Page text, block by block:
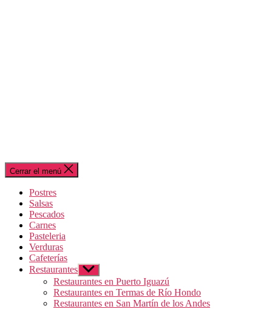
Cerrar el menú
Postres
Salsas
Pescados
Carnes
Pasteleria
Verduras
Cafeterías
Restaurantes Mostrar
el
submenú
Restaurantes en Puerto Iguazú
Restaurantes en Termas de Río Hondo
Restaurantes en San Martín de los Andes